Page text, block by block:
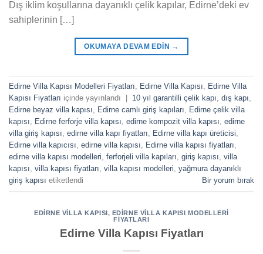
Dış iklim koşullarına dayanıklı çelik kapılar, Edirne’deki ev
sahiplerinin […]
OKUMAYA DEVAM EDIN →
Edirne Villa Kapısı Modelleri Fiyatları, Edirne Villa Kapısı, Edirne Villa
Kapısı Fiyatları içinde yayınlandı 10 yıl garantilli çelik kapı, dış kapı,
Edirne beyaz villa kapısı, Edirne camlı giriş kapıları, Edirne çelik villa
kapısı, Edirne ferforje villa kapısı, edirne kompozit villa kapısı, edirne
villa giriş kapısı, edirne villa kapı fiyatları, Edirne villa kapı üreticisi,
Edirne villa kapıcısı, edirne villa kapısı, Edirne villa kapısı fiyatları,
edirne villa kapısı modelleri, ferforjeli villa kapıları, giriş kapısı, villa
kapısı, villa kapısı fiyatları, villa kapısı modelleri, yağmura dayanıklı
giriş kapısı etiketlendi Bir yorum bırak
EDIRNE VILLA KAPISI, EDIRNE VILLA KAPISI MODELLERI
FIYATLARI
Edirne Villa Kapısı Fiyatları